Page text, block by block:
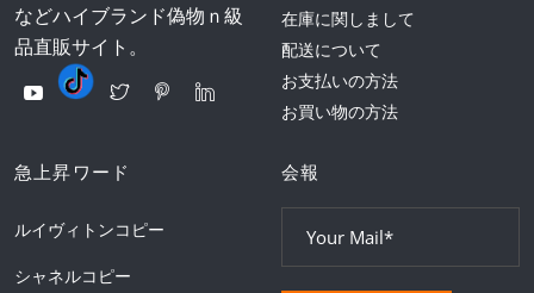
などハイブランド偽物ｎ級
品直販サイト。
在庫に関しまして
配送について
お支払いの方法
お買い物の方法
急上昇ワード
ルイヴィトンコピー
シャネルコピー
会報